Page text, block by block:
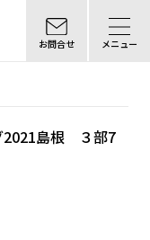
お問合せ メニュー
2021島根 ３部7